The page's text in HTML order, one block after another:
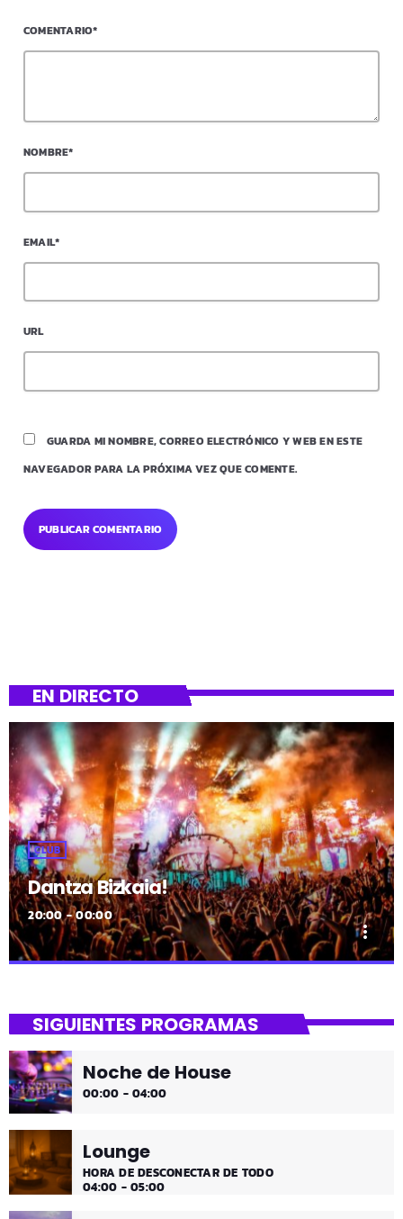
COMENTARIO*
NOMBRE*
EMAIL*
URL
GUARDA MI NOMBRE, CORREO ELECTRÓNICO Y WEB EN ESTE
NAVEGADOR PARA LA PRÓXIMA VEZ QUE COMENTE.
EN DIRECTO
CLUB
Dantza Bizkaia!
20:00 - 00:00
more_vert
Asteburuak zureak eta gureak dira! Dantza Bizkaia!
SIGUIENTES PROGRAMAS
Noche de House
00:00 - 04:00
Lounge
HORA DE DESCONECTAR DE TODO
04:00 - 05:00